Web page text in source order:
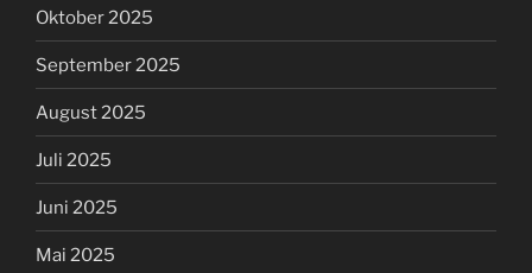
Oktober 2025
September 2025
August 2025
Juli 2025
Juni 2025
Mai 2025